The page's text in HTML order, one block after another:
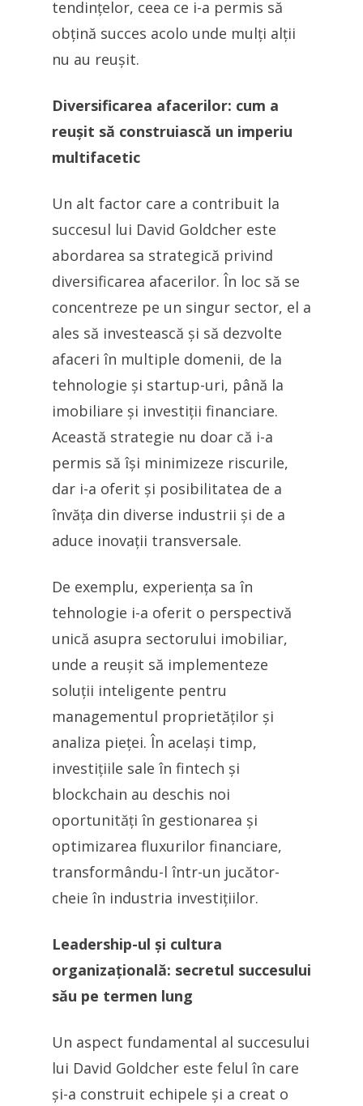
tendințelor, ceea ce i-a permis să
obțină succes acolo unde mulți alții
nu au reușit.
Diversificarea afacerilor: cum a
reușit să construiască un imperiu
multifacetic
Un alt factor care a contribuit la
succesul lui David Goldcher este
abordarea sa strategică privind
diversificarea afacerilor. În loc să se
concentreze pe un singur sector, el a
ales să investească și să dezvolte
afaceri în multiple domenii, de la
tehnologie și startup-uri, până la
imobiliare și investiții financiare.
Această strategie nu doar că i-a
permis să își minimizeze riscurile,
dar i-a oferit și posibilitatea de a
învăța din diverse industrii și de a
aduce inovații transversale.
De exemplu, experiența sa în
tehnologie i-a oferit o perspectivă
unică asupra sectorului imobiliar,
unde a reușit să implementeze
soluții inteligente pentru
managementul proprietăților și
analiza pieței. În același timp,
investițiile sale în fintech și
blockchain au deschis noi
oportunități în gestionarea și
optimizarea fluxurilor financiare,
transformându-l într-un jucător-
cheie în industria investițiilor.
Leadership-ul și cultura
organizațională: secretul succesului
său pe termen lung
Un aspect fundamental al succesului
lui David Goldcher este felul în care
și-a construit echipele și a creat o